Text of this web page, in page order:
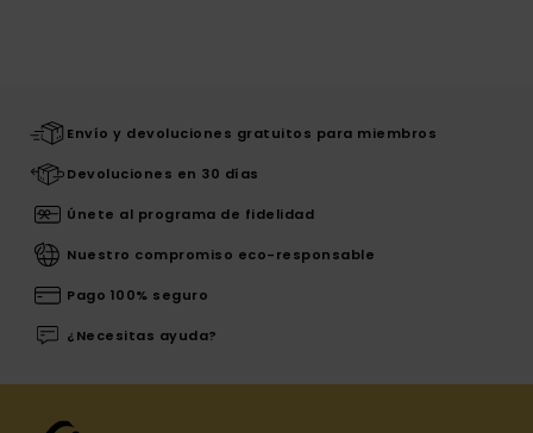
Envío y devoluciones gratuitos para miembros
Devoluciones en 30 días
Únete al programa de fidelidad
Nuestro compromiso eco-responsable
Pago 100% seguro
¿Necesitas ayuda?